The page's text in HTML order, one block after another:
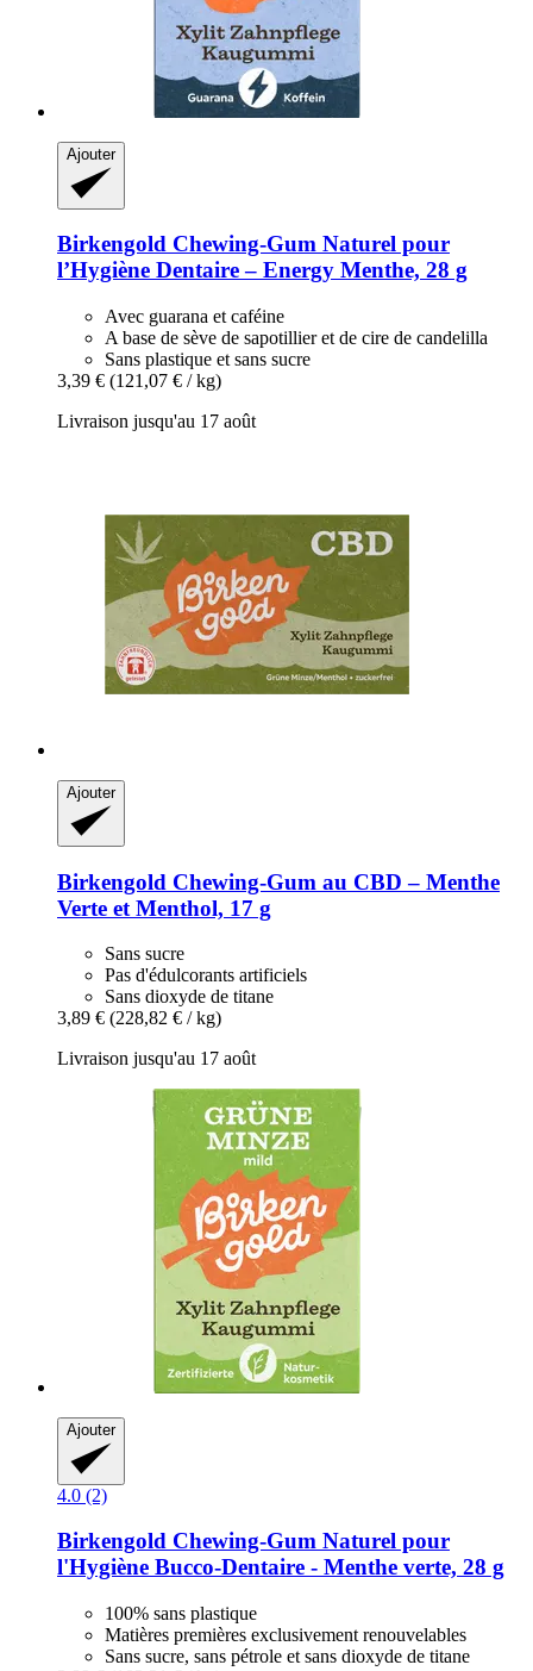
Ajouter
Birkengold Chewing-​Gum Naturel pour
l’Hygiène Dentaire – Energy Menthe, 28 g
Avec guarana et caféine
A base de sève de sapotillier et de cire de candelilla
Sans plastique et sans sucre
3,39 € (121,07 € / kg)
Livraison jusqu'au 17 août
Ajouter
Birkengold Chewing-​Gum au CBD – Menthe
Verte et Menthol, 17 g
Sans sucre
Pas d'édulcorants artificiels
Sans dioxyde de titane
3,89 € (228,82 € / kg)
Livraison jusqu'au 17 août
Ajouter
4.0 (2)
Birkengold Chewing-​Gum Naturel pour
l'Hygiène Bucco-​Dentaire -​ Menthe verte, 28 g
100% sans plastique
Matières premières exclusivement renouvelables
Sans sucre, sans pétrole et sans dioxyde de titane